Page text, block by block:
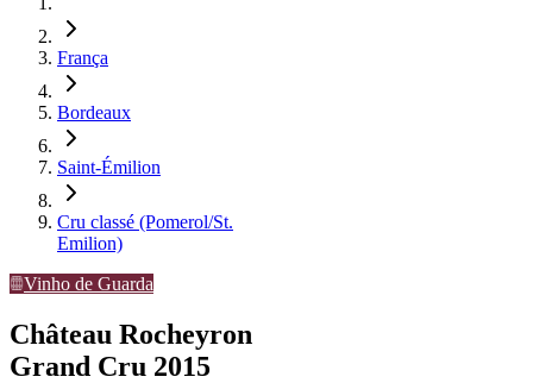
França
Bordeaux
Saint-Émilion
Cru classé (Pomerol/St.
Emilion)
Vinho de Guarda
Château Rocheyron
Grand Cru 2015